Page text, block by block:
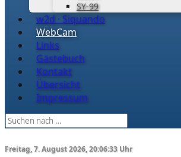
SY-99
w2d · Siquando
WebCam
Links
Gästebuch
Kontakt
Übersicht
Impressum
Freitag, 7. August 2026, 20:06:34 Uhr